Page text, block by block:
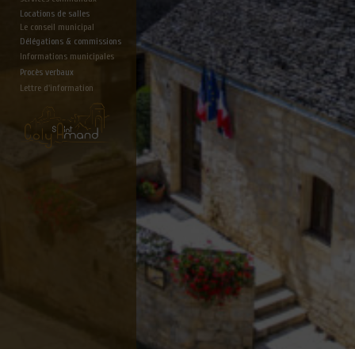
Locations de salles
Le conseil municipal
Délégations & commissions
Informations municipales
Lettre d'information
Procès verbaux